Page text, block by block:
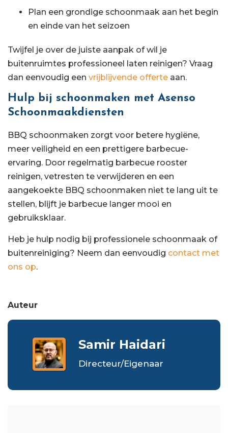
Plan een grondige schoonmaak aan het begin
en einde van het seizoen
Twijfel je over de juiste aanpak of wil je
buitenruimtes professioneel laten reinigen? Vraag
dan eenvoudig een vrijblijvende offerte aan.
Hulp bij schoonmaken met Asenso
Schoonmaakdiensten
BBQ schoonmaken zorgt voor betere hygiëne,
meer veiligheid en een prettigere barbecue-
ervaring. Door regelmatig barbecue rooster
reinigen, vetresten te verwijderen en een
aangekoekte BBQ schoonmaken niet te lang uit te
stellen, blijft je barbecue langer mooi en
gebruiksklaar.
Heb je hulp nodig bij professionele schoonmaak of
buitenreiniging? Neem dan eenvoudig contact met
ons op.
Auteur
Samir Haidari
Directeur/Eigenaar